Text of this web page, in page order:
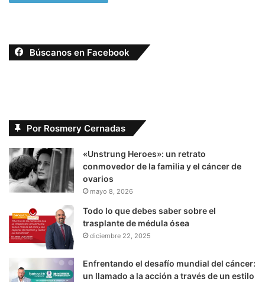
Búscanos en Facebook
Por Rosmery Cernadas
«Unstrung Heroes»: un retrato
conmovedor de la familia y el cáncer de
ovarios
mayo 8, 2026
Todo lo que debes saber sobre el
trasplante de médula ósea
diciembre 22, 2025
Enfrentando el desafío mundial del cáncer:
un llamado a la acción a través de un estilo